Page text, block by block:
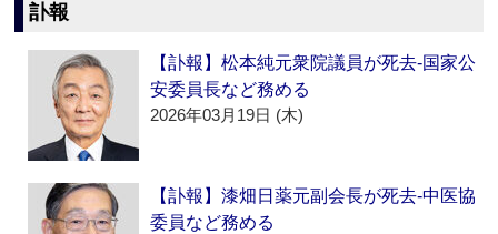
訃報
【訃報】松本純元衆院議員が死去‐国家公
安委員長など務める
2026年03月19日 (木)
【訃報】漆畑日薬元副会長が死去‐中医協
委員など務める